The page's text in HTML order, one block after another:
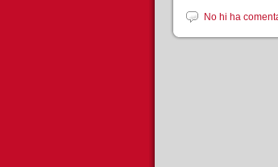
No hi ha